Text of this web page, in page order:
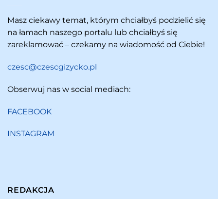
Masz ciekawy temat, którym chciałbyś podzielić się
na łamach naszego portalu lub chciałbyś się
zareklamować – czekamy na wiadomość od Ciebie!
czesc@czescgizycko.pl
Obserwuj nas w social mediach:
FACEBOOK
INSTAGRAM
REDAKCJA